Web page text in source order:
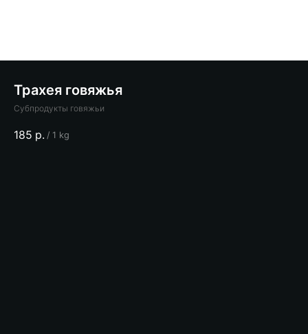
Трахея говяжья
Субпродукты говяжьи
185 р. / 1 kg